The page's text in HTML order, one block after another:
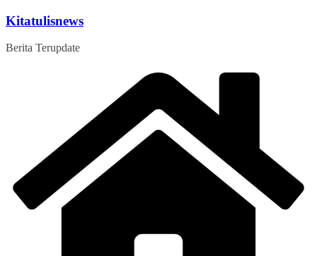
Skip
content
Kitatulisnews
Berita Terupdate